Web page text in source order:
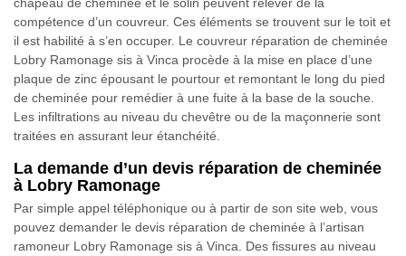
compétence d’un couvreur. Ces éléments se trouvent sur le toit et
il est habilité à s’en occuper. Le couvreur réparation de cheminée
Lobry Ramonage sis à Vinca procède à la mise en place d’une
plaque de zinc épousant le pourtour et remontant le long du pied
de cheminée pour remédier à une fuite à la base de la souche.
Les infiltrations au niveau du chevêtre ou de la maçonnerie sont
traitées en assurant leur étanchéité.
La demande d’un devis réparation de cheminée
à Lobry Ramonage
Par simple appel téléphonique ou à partir de son site web, vous
pouvez demander le devis réparation de cheminée à l’artisan
ramoneur Lobry Ramonage sis à Vinca. Des fissures au niveau